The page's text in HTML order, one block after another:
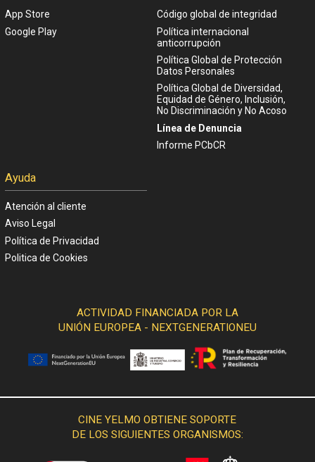
App Store
Google Play
Código global de integridad
Política internacional
anticorrupción
Política Global de Protección
Datos Personales
Política Global de Diversidad,
Equidad de Género, Inclusión,
No Discriminación y No Acoso
Línea de Denuncia
Informe PCbCR
Ayuda
Atención al cliente
Aviso Legal
Política de Privacidad
Politica de Cookies
ACTIVIDAD FINANCIADA POR LA
UNIÓN EUROPEA - NEXTGENERATIONEU
CINE YELMO OBTIENE SOPORTE
DE LOS SIGUIENTES ORGANISMOS: